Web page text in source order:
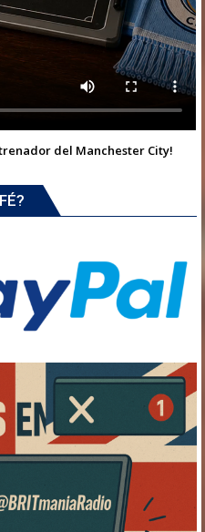
del Manchester City!